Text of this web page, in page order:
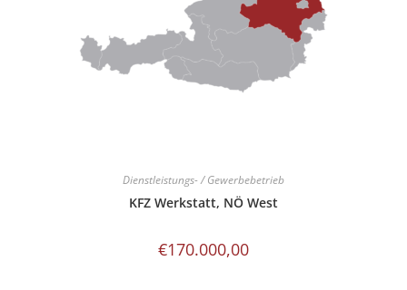
Dienstleistungs- / Gewerbebetrieb
KFZ Werkstatt, NÖ West
€170.000,00